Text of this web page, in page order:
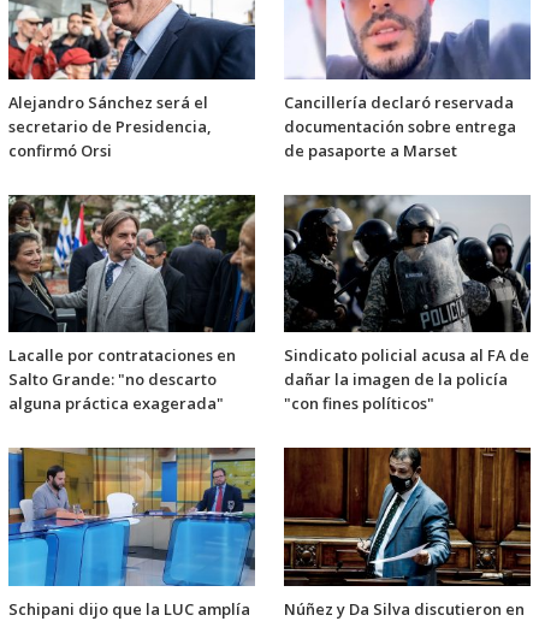
Alejandro Sánchez será el
secretario de Presidencia,
confirmó Orsi
Cancillería declaró reservada
documentación sobre entrega
de pasaporte a Marset
Lacalle por contrataciones en
Salto Grande: "no descarto
alguna práctica exagerada"
Sindicato policial acusa al FA de
dañar la imagen de la policía
"con fines políticos"
Schipani dijo que la LUC amplía
Núñez y Da Silva discutieron en